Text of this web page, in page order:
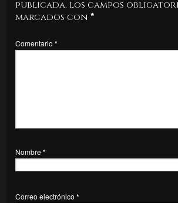
publicada. Los campos
marcados con *
Comentario *
Nombre *
Correo electrónico *